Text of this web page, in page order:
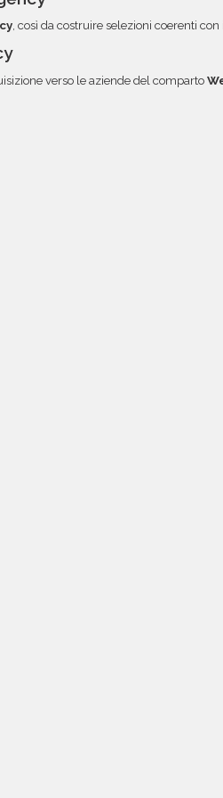
, così da costruire selezioni coerenti
verso le aziende del comparto